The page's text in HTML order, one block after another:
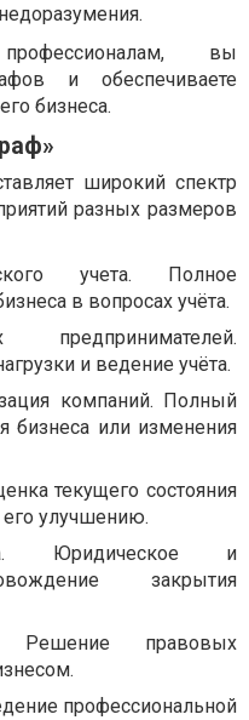
вы
и обеспечиваете
бизнеса.
широкий спектр
разных размеров
учета. Полное
в вопросах учёта.
и ведение учёта.
компаний. Полный
бизнеса или изменения
текущего состояния
улучшению.
Юридическое и
закрытия
Решение правовых
профессиональной